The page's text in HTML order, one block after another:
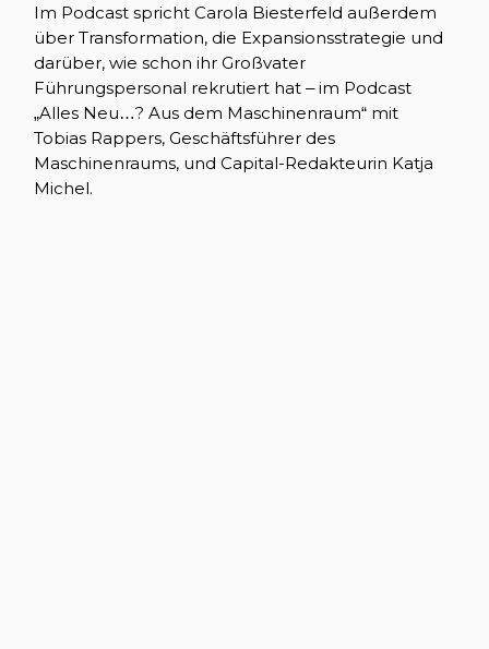
Im Podcast spricht Carola Biesterfeld außerdem
über Transformation, die Expansionsstrategie und
darüber, wie schon ihr Großvater
Führungspersonal rekrutiert hat – im Podcast
„Alles Neu…? Aus dem Maschinenraum“ mit
Tobias Rappers, Geschäftsführer des
Maschinenraums, und Capital-Redakteurin Katja
Michel.